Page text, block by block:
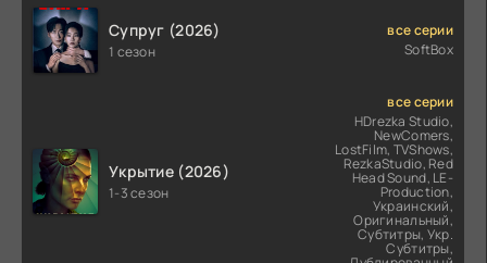
Супруг (2026)
1 сезон
все серии
SoftBox
Укрытие (2026)
1-3 сезон
все серии
HDrezka Studio,
NewComers,
LostFilm, TVShows,
RezkaStudio, Red
Head Sound, LE-
Production,
Украинский,
Оригинальный,
Субтитры, Укр.
Субтитры,